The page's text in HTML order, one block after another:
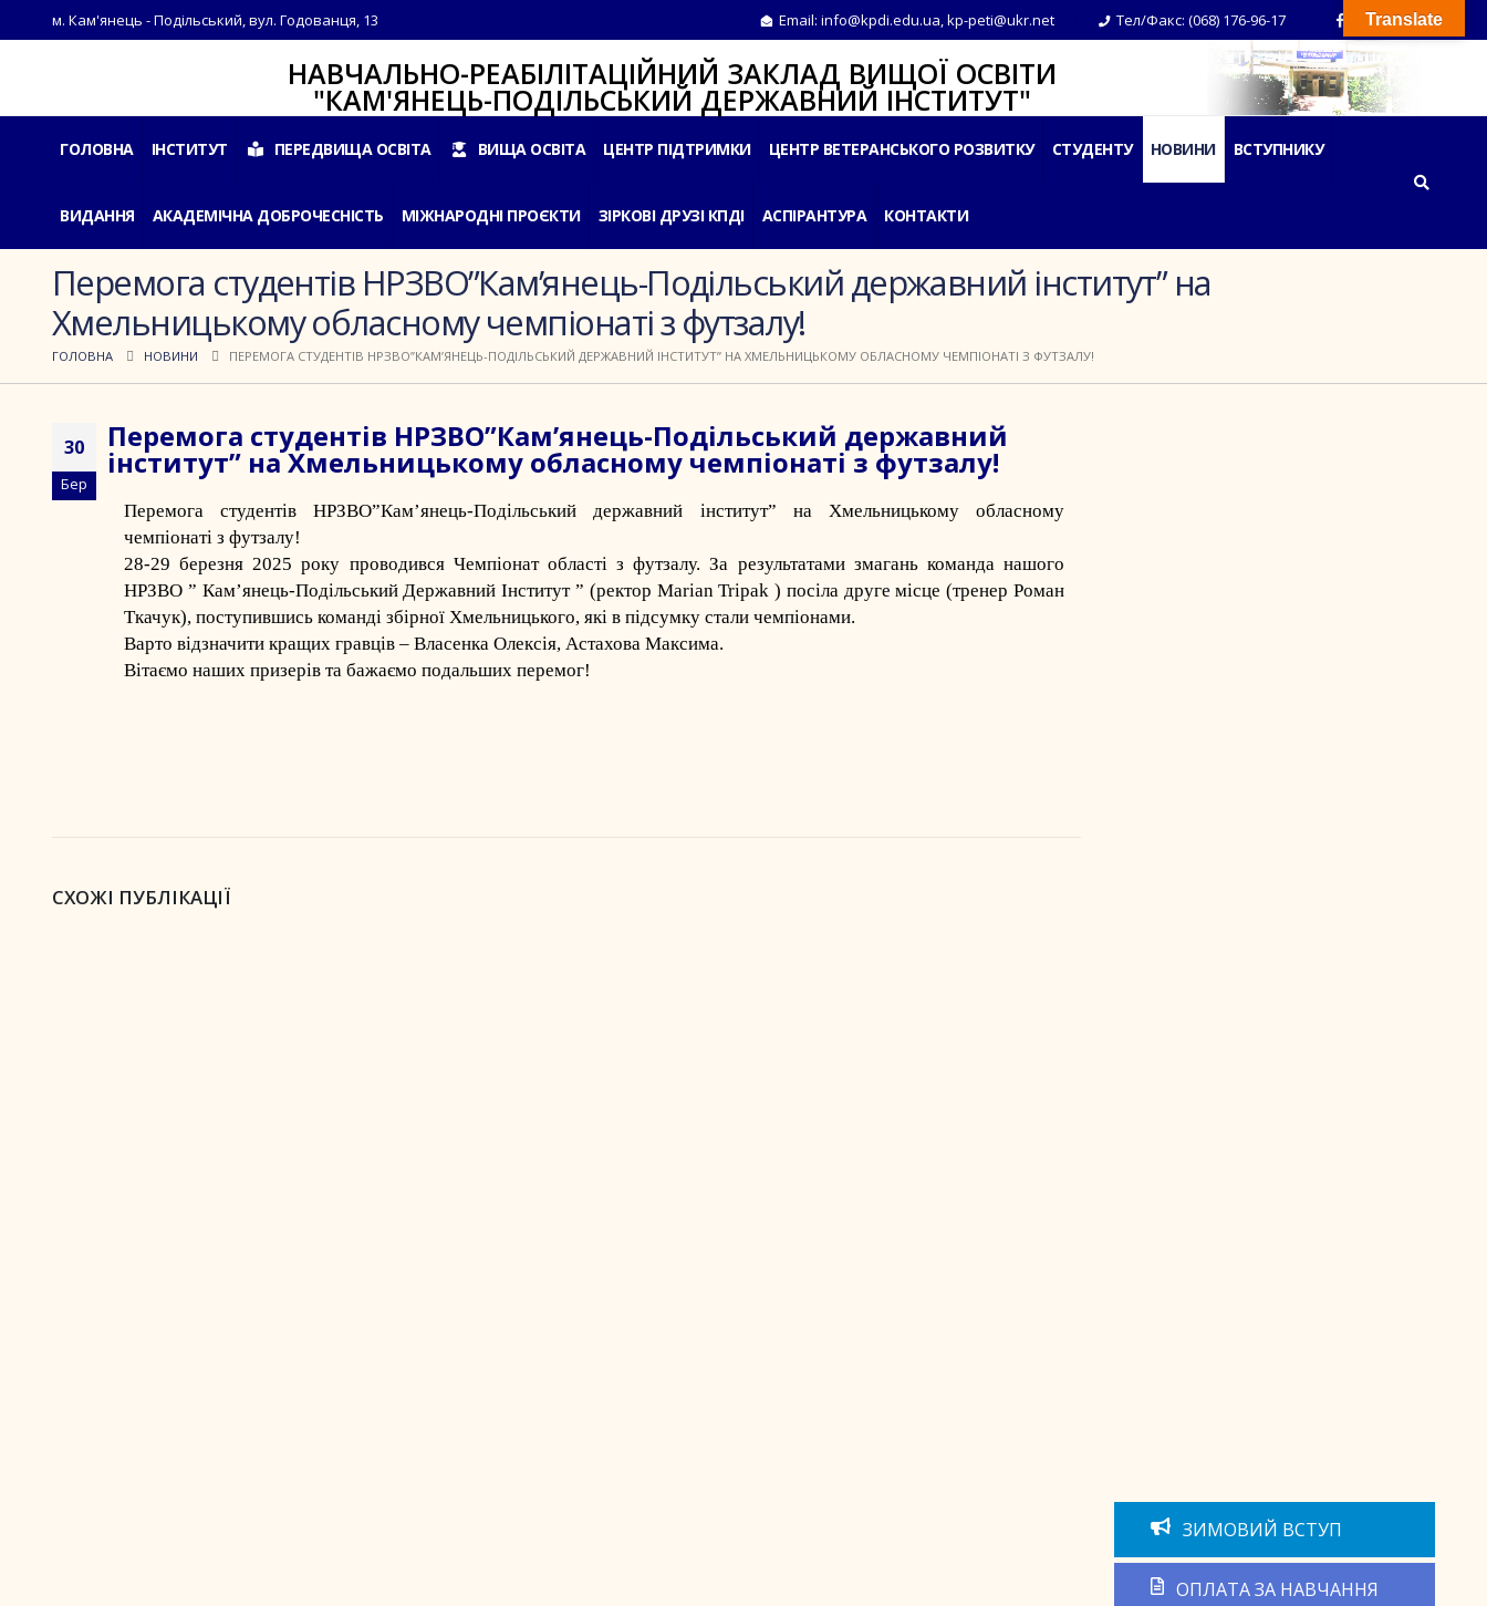
м. Кам'янець - Подільський, вул. Годованця, 13 Email: info@kpdi.edu.ua,kp-peti@ukr.net Тел/Факс: (068) 176-96-17
НАВЧАЛЬНО-РЕАБІЛІТАЦІЙНИЙ ЗАКЛАД ВИЩОЇ ОСВІТИ
"КАМ'ЯНЕЦЬ-ПОДІЛЬСЬКИЙ ДЕРЖАВНИЙ ІНСТИТУТ"
ГОЛОВНА ІНСТИТУТ ПЕРЕДВИЩА ОСВІТА ВИЩА ОСВІТА ЦЕНТР ПІДТРИМКИ ЦЕНТР ВЕТЕРАНСЬКОГО РОЗВИТКУ СТУДЕНТУ НОВИНИ ВСТУПНИКУ
ВИДАННЯ АКАДЕМІЧНА ДОБРОЧЕСНІСТЬ МІЖНАРОДНІ ПРОЄКТИ ЗІРКОВІ ДРУЗІ КПДІ АСПІРАНТУРА КОНТАКТИ
Перемога студентів НРЗВО”Кам’янець-Подільський державний інститут” на
Хмельницькому обласному чемпіонаті з футзалу!
ГОЛОВНА НОВИНИ ПЕРЕМОГА СТУДЕНТІВ НРЗВО”КАМ’ЯНЕЦЬ-ПОДІЛЬСЬКИЙ ДЕРЖАВНИЙ ІНСТИТУТ” НА ХМЕЛЬНИЦЬКОМУ ОБЛАСНОМУ ЧЕМПІОНАТІ З ФУТЗАЛУ!
30
Бер
Перемога студентів НРЗВО”Кам’янець-Подільський державний
інститут” на Хмельницькому обласному чемпіонаті з футзалу!
Перемога студентівНРЗВО”Кам’янець-Подільський державний інститут” на Хмельницькому обласному
чемпіонаті з футзалу!
28-29 березня 2025 року проводився Чемпіонат області з футзалу. За результатами змагань команда нашого
НРЗВО ” Кам’янець-Подільський Державний Інститут” (ректор Marian Tripak ) посіла друге місце (тренер Роман
Ткачук), поступившись команді збірної Хмельницького, які в підсумку стали чемпіонами.
Варто відзначити кращих гравців – Власенка Олексія, Астахова Максима.
Вітаємо наших призерів та бажаємо подальших перемог!
СХОЖІ ПУБЛІКАЦІЇ
ЗИМОВИЙ ВСТУП
ОПЛАТА ЗА НАВЧАННЯ
Translate